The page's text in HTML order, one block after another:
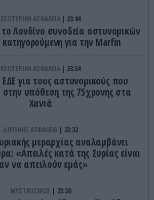
ΕΣΩΤΕΡΙΚΗ ΑΣΦΑΛΕΙΑ 23:44
Λονδίνο συνοδεία αστυνομικών
για την Marfin
ΕΣΩΤΕΡΙΚΗ ΑΣΦΑΛΕΙΑ 23:34
για τους αστυνομικούς που
στην υπόθεση της 75χρονης στα
Χανιά
ΔΙΕΘΝΗΣ ΑΣΦΑΛΕΙΑ 23:32
μεραρχίας αναλαμβάνει
«Απειλές κατά της Συρίας είναι
να απειλούν εμάς»
ΜΥΣΤΙΚΙΣΜΟΣ 23:30